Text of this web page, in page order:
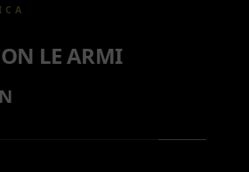
LE ARMI